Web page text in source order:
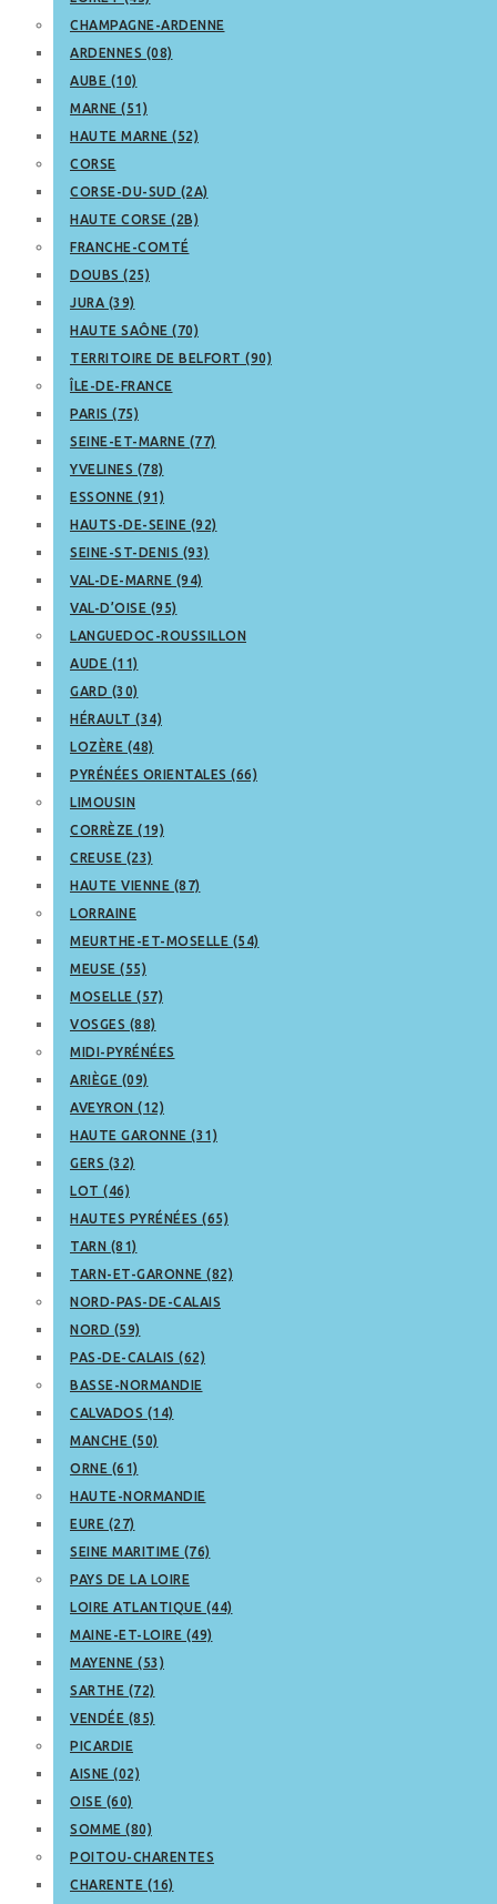
CHAMPAGNE-ARDENNE
ARDENNES (08)
AUBE (10)
MARNE (51)
HAUTE MARNE (52)
CORSE
CORSE-DU-SUD (2A)
HAUTE CORSE (2B)
FRANCHE-COMTÉ
DOUBS (25)
JURA (39)
HAUTE SAÔNE (70)
TERRITOIRE DE BELFORT (90)
ÎLE-DE-FRANCE
PARIS (75)
SEINE-ET-MARNE (77)
YVELINES (78)
ESSONNE (91)
HAUTS-DE-SEINE (92)
SEINE-ST-DENIS (93)
VAL-DE-MARNE (94)
VAL-D’OISE (95)
LANGUEDOC-ROUSSILLON
AUDE (11)
GARD (30)
HÉRAULT (34)
LOZÈRE (48)
PYRÉNÉES ORIENTALES (66)
LIMOUSIN
CORRÈZE (19)
CREUSE (23)
HAUTE VIENNE (87)
LORRAINE
MEURTHE-ET-MOSELLE (54)
MEUSE (55)
MOSELLE (57)
VOSGES (88)
MIDI-PYRÉNÉES
ARIÈGE (09)
AVEYRON (12)
HAUTE GARONNE (31)
GERS (32)
LOT (46)
HAUTES PYRÉNÉES (65)
TARN (81)
TARN-ET-GARONNE (82)
NORD-PAS-DE-CALAIS
NORD (59)
PAS-DE-CALAIS (62)
BASSE-NORMANDIE
CALVADOS (14)
MANCHE (50)
ORNE (61)
HAUTE-NORMANDIE
EURE (27)
SEINE MARITIME (76)
PAYS DE LA LOIRE
LOIRE ATLANTIQUE (44)
MAINE-ET-LOIRE (49)
MAYENNE (53)
SARTHE (72)
VENDÉE (85)
PICARDIE
AISNE (02)
OISE (60)
SOMME (80)
POITOU-CHARENTES
CHARENTE (16)